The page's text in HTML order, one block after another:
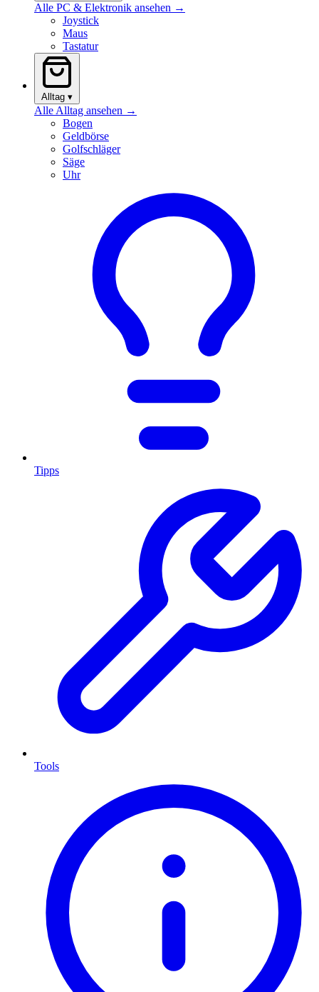
Alle PC & Elektronik ansehen →
Joystick
Maus
Tastatur
Alltag ▾
Alle Alltag ansehen →
Bogen
Geldbörse
Golfschläger
Säge
Uhr
Tipps
Tools